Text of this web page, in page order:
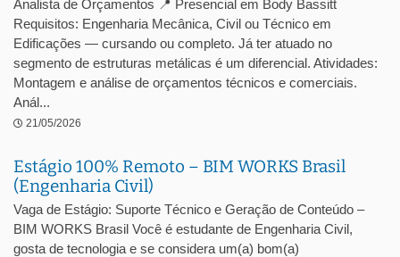
Analista de Orçamentos 📍 Presencial em Body Bassitt
Requisitos: Engenharia Mecânica, Civil ou Técnico em
Edificações — cursando ou completo. Já ter atuado no
segmento de estruturas metálicas é um diferencial. Atividades:
Montagem e análise de orçamentos técnicos e comerciais.
Anál...
21/05/2026
Estágio 100% Remoto – BIM WORKS Brasil
(Engenharia Civil)
Vaga de Estágio: Suporte Técnico e Geração de Conteúdo –
BIM WORKS Brasil Você é estudante de Engenharia Civil,
gosta de tecnologia e se considera um(a) bom(a)